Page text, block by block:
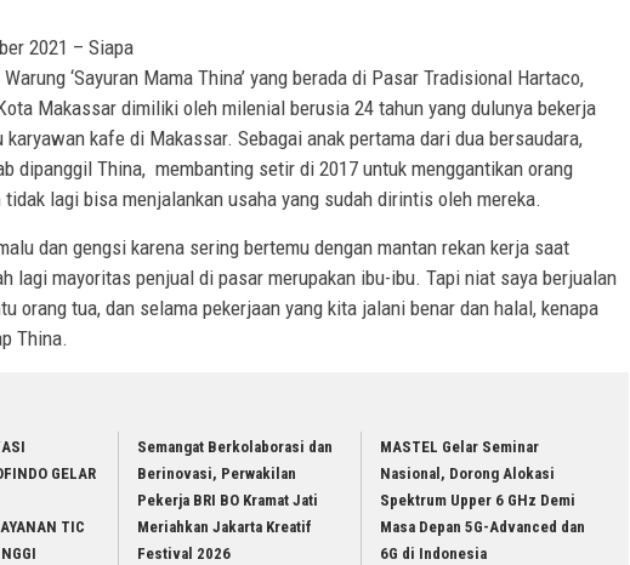
2021 – Siapa
‘Sayuran Mama Thina’ yang berada di Pasar Tradisional Hartaco,
Makassar dimiliki oleh milenial berusia 24 tahun yang dulunya bekerja
kafe di Makassar. Sebagai anak pertama dari dua bersaudara,
dipanggil Thina, membanting setir di 2017 untuk menggantikan orang
tidak lagi bisa menjalankan usaha yang sudah dirintis oleh mereka.
dan gengsi karena sering bertemu dengan mantan rekan kerja saat
lagi mayoritas penjual di pasar merupakan ibu-ibu. Tapi niat saya berjualan
orang tua, dan selama pekerjaan yang kita jalani benar dan halal, kenapa
Thina.
GELAR
TIC
Semangat Berkolaborasi dan
Berinovasi, Perwakilan
Pekerja BRI BO Kramat Jati
Meriahkan Jakarta Kreatif
Festival 2026
MASTEL Gelar Seminar
Nasional, Dorong Alokasi
Spektrum Upper 6 GHz Demi
Masa Depan 5G-Advanced dan
6G di Indonesia